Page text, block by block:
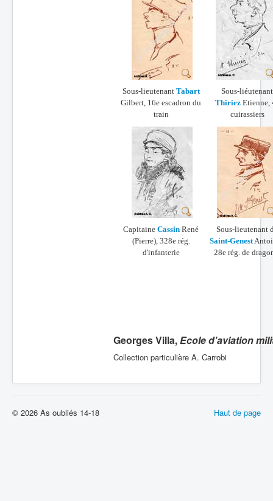
Sous-lieutenant Tabart
Gilbert, 16e escadron du
train
Sous-liéutenant
ThiriezEtienne,
cuirassiers
Capitaine Cassin René
(Pierre), 328e rég.
d'infanterie
Sous-lieutenant
Saint-Genest
28e rég. de
Georges Villa,Ecole d'aviation
Collection particulière A. Carrobi
Haut de page
© 2026 As oubliés 14-18